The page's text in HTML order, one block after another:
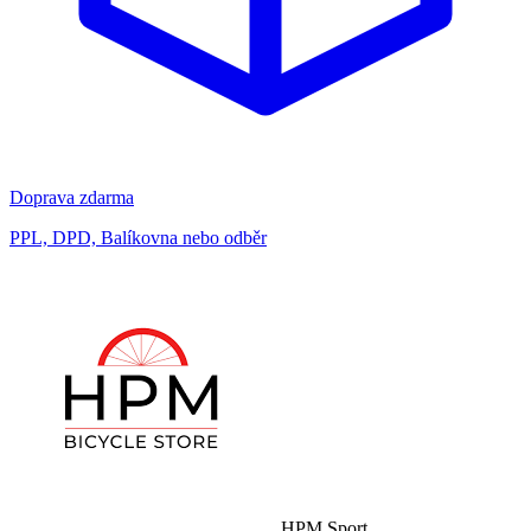
Doprava zdarma
PPL, DPD, Balíkovna nebo odběr